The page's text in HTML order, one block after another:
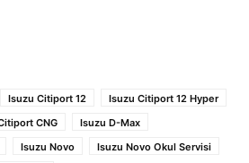
Isuzu Citiport 12
Isuzu Citiport 12 Hyper
CNG
Isuzu D-Max
Isuzu Novo
Isuzu Novo Okul Servisi